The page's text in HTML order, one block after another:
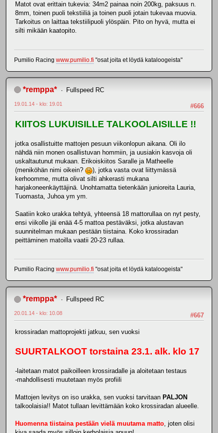
Matot ovat erittain tukevia: 34m2 painaa noin 200kg, paksuus n.
8mm, toinen puoli tekstiiliä ja toinen puoli jotain tukevaa muovia.
Tarkoitus on laittaa tekstiilipuoli ylöspäin. Pito on hyvä, mutta ei
silti mikään kaatopito.
Pumilio Racing www.pumilio.fi "osat joita et löydä kataloogeista"
*remppa* Fullspeed RC
#666
19.01.14 - klo: 19.01
KIITOS LUKUISILLE TALKOOLAISILLE !!
jotka osallistuitte mattojen pesuun viikonlopun aikana. Oli ilo
nähdä niin monen osallistuvan hommiin, ja uusiakin kasvoja oli
uskaltautunut mukaan. Erikoiskiitos Saralle ja Matheelle
(meniköhän nimi oikein?
), jotka vasta ovat liittymässä
kerhoomme, mutta olivat silti ahkerasti mukana
harjakoneenkäyttäjinä. Unohtamatta tietenkään junioreita Lauria,
Tuomasta, Juhoa ym ym.
Saatiin koko urakka tehtyä, yhteensä 18 mattorullaa on nyt pesty,
ensi viikolle jäi enää 4-5 mattoa pestäväksi, jotka alustavan
suunnitelman mukaan pestään tiistaina. Koko krossiradan
peittäminen matoilla vaatii 20-23 rullaa.
Pumilio Racing www.pumilio.fi "osat joita et löydä kataloogeista"
*remppa* Fullspeed RC
#667
20.01.14 - klo: 10.08
krossiradan mattoprojekti jatkuu, sen vuoksi
SUURTALKOOT torstaina 23.1. alk. klo 17
-laitetaan matot paikoilleen krossiradalle ja aloitetaan testaus
-mahdollisesti muutetaan myös profiili
Mattojen levitys on iso urakka, sen vuoksi tarvitaan PALJON
talkoolaisia!! Matot tullaan levittämään koko krossiradan alueelle.
Huomenna tiistaina pestään vielä muutama matto , joten olisi